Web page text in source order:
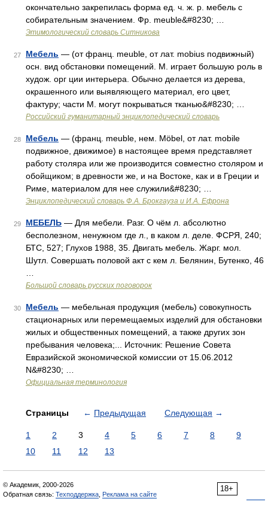
окончательно закрепилась форма ед. ч. ж. р. мебель с
собирательным значением. Фр. meuble&#8230; …
Этимологический словарь Ситникова
27 Мебель — (от франц. meuble, от лат. mobius подвижный)
осн. вид обстановки помещений. М. играет большую роль в
худож. орг ции интерьера. Обычно делается из дерева,
окрашенного или выявляющего материал, его цвет,
фактуру; части М. могут покрываться тканью&#8230; …
Российский гуманитарный энциклопедический словарь
28 Мебель — (франц. meuble, нем. Möbel, от лат. mobile
подвижное, движимое) в настоящее время представляет
работу столяра или же производится совместно столяром и
обойщиком; в древности же, и на Востоке, как и в Греции и
Риме, материалом для нее служили&#8230; …
Энциклопедический словарь Ф.А. Брокгауза и И.А. Ефрона
29 МЕБЕЛЬ — Для мебели. Разг. О чём л. абсолютно
бесполезном, ненужном где л., в каком л. деле. ФСРЯ, 240;
БТС, 527; Глухов 1988, 35. Двигать мебель. Жарг. мол.
Шутл. Совершать половой акт с кем л. Белянин, Бутенко, 46
Большой словарь русских поговорок
30 Мебель — мебельная продукция (мебель) совокупность
стационарных или перемещаемых изделий для обстановки
жилых и общественных помещений, а также других зон
пребывания человека;... Источник: Решение Совета
Евразийской экономической комиссии от 15.06.2012
N&#8230; …
Официальная терминология
Страницы ← Предыдущая Следующая →
1 2 3 4 5 6 7 8
9
10
11 12 13
18+
© Академик, 2000-2026
Обратная связь: Техподдержка Реклама на сайте